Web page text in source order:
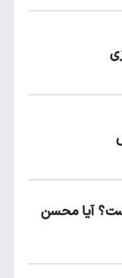
آیا محسن